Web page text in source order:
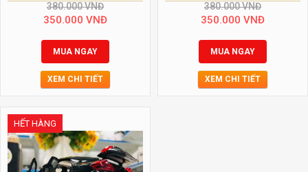
380.000VNĐ
350.000 VNĐ
MUA NGAY
XEM CHI TIẾT
380.000VNĐ
350.000 VNĐ
MUA NGAY
XEM CHI TIẾT
HẾT HÀNG